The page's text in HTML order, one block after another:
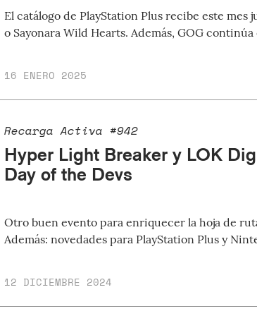
El catálogo de PlayStation Plus recibe este mes
o Sayonara Wild Hearts. Además, GOG
16 ENERO 2025
Recarga Activa #942
Hyper Light Breaker y LOK
Day of the Devs
Otro buen evento para enriquecer la hoja de
Además: novedades para PlayStation Plus y
12 DICIEMBRE 2024